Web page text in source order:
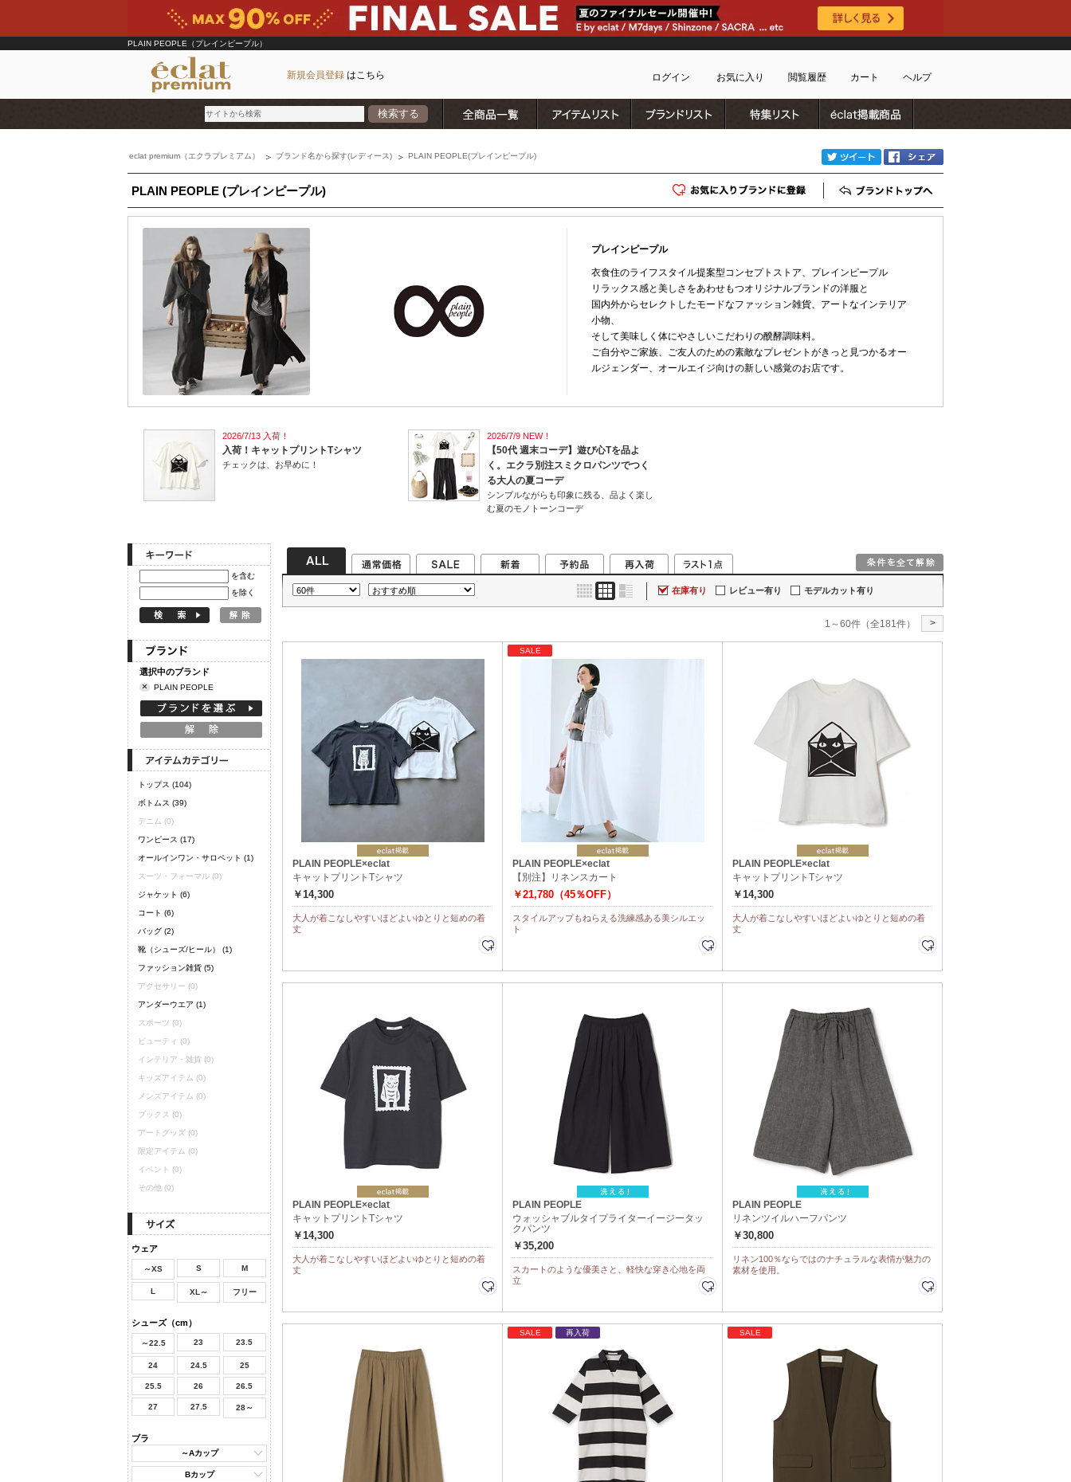
PLAIN PEOPLE（プレインピープル）
新規会員登録 はこちら ログイン お気に入り 閲覧履歴 カート ヘルプ
お支払い方法について
キャンセルについて
返品・交換について
よくあるご質問
お問合せ
新規会員登録
検索する
ブランド
カテゴリ
雑誌掲載アイテム
お気に入り
ランキング
雑誌･書籍(一緒に買うと送料無料)
定期購読
eclat premium（エクラプレミアム） ブランド名から探す(レディース) PLAIN PEOPLE(プレインピープル)
PLAIN PEOPLE (プレインピープル)
お気に入りブランド登録
プレインピープル
衣食住のライフスタイル提案型コンセプトストア、プレインピープル
リラックス感と美しさをあわせもつオリジナルブランドの洋服と
国内外からセレクトしたモードなファッション雑貨、アートなインテリア
小物、
そして美味しく体にやさしいこだわりの醗酵調味料。
ご自分やご家族、ご友人のための素敵なプレゼントがきっと見つかるオー
ルジェンダー、オールエイジ向けの新しい感覚のお店です。
2026/7/13 入荷！
入荷！キャットプリントTシャツ
チェックは、お早めに！
2026/7/9 NEW！
【50代 週末コーデ】遊び心Tを品よ
く。エクラ別注スミクロパンツでつく
る大人の夏コーデ
シンプルながらも印象に残る、品よく楽し
む夏のモノトーンコーデ
を含む
を除く
選択中のブランド
× PLAIN PEOPLE
トップス (104)
ボトムス (39)
デニム (0)
ワンピース (17)
オールインワン・サロペット (1)
スーツ・フォーマル (0)
ジャケット (6)
コート (6)
バッグ (2)
靴（シューズ/ヒール） (1)
ファッション雑貨 (5)
アクセサリー (0)
アンダーウエア (1)
スポーツ (0)
ビューティ (0)
インテリア・雑貨 (0)
キッズアイテム (0)
メンズアイテム (0)
ブックス (0)
アートグッズ (0)
限定アイテム (0)
イベント (0)
その他 (0)
ウェア
～XS S M
L XL～ フリー
シューズ（cm）
～22.5 23 23.5
24 24.5 25
25.5 26 26.5
27 27.5 28～
ブラ
～Aカップ
Bカップ
在庫有り レビュー有り モデルカット有り
1～60件（全181件） >
PLAIN PEOPLE×eclat
キャットプリントTシャツ
￥14,300
大人が着こなしやすいほどよいゆとりと短めの着
丈
SALE
PLAIN PEOPLE×eclat
【別注】リネンスカート
￥21,780（45％OFF）
スタイルアップもねらえる洗練感ある美シルエッ
ト
PLAIN PEOPLE×eclat
キャットプリントTシャツ
￥14,300
大人が着こなしやすいほどよいゆとりと短めの着
丈
PLAIN PEOPLE×eclat
キャットプリントTシャツ
￥14,300
大人が着こなしやすいほどよいゆとりと短めの着
丈
PLAIN PEOPLE
ウォッシャブルタイプライターイージータッ
クパンツ
￥35,200
スカートのような優美さと、軽快な穿き心地を両
立
PLAIN PEOPLE
リネンツイルハーフパンツ
￥30,800
リネン100％ならではのナチュラルな表情が魅力の
素材を使用。
SALE 再入荷 SALE